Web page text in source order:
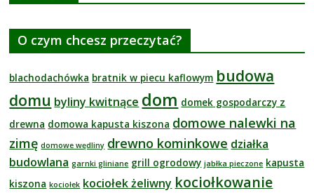
O czym chcesz przeczytać?
blachodachówka bratnik w piecu kaflowym budowa
domu byliny kwitnące dom domek gospodarczy z
drewna domowa kapusta kiszona domowe nalewki na
zimę domowe wędliny drewno kominkowe działka
budowlana garnki gliniane grill ogrodowy jabłka pieczone kapusta
kiszona kociołek kociołek żeliwny kociołkowanie